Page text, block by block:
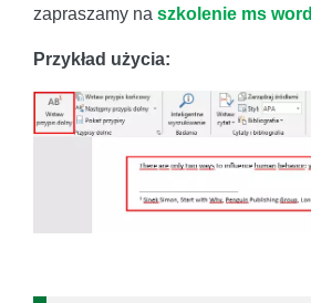
zapraszamy na szkolenie ms word
Przykład użycia: